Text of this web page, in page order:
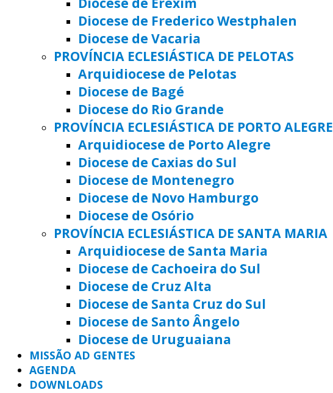
Diocese de Frederico Westphalen
Diocese de Vacaria
PROVÍNCIA ECLESIÁSTICA DE PELOTAS
Arquidiocese de Pelotas
Diocese de Bagé
Diocese do Rio Grande
PROVÍNCIA ECLESIÁSTICA DE PORTO ALEGRE
Arquidiocese de Porto Alegre
Diocese de Caxias do Sul
Diocese de Montenegro
Diocese de Novo Hamburgo
Diocese de Osório
PROVÍNCIA ECLESIÁSTICA DE SANTA MARIA
Arquidiocese de Santa Maria
Diocese de Cachoeira do Sul
Diocese de Cruz Alta
Diocese de Santa Cruz do Sul
Diocese de Santo Ângelo
Diocese de Uruguaiana
MISSÃO AD GENTES
AGENDA
DOWNLOADS